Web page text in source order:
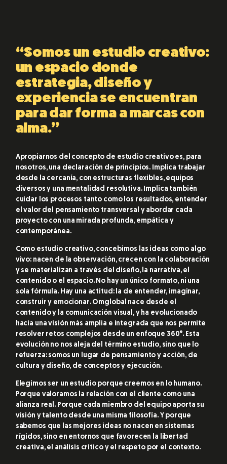
“Somos un estudio creativo:
un espacio donde
estrategia, diseño y
experiencia se encuentran
para dar forma a marcas con
alma.”
Apropiarnos del concepto de estudio creativo es, para
nosotros, una declaración de principios. Implica trabajar
desde la cercanía, con estructuras flexibles, equipos
diversos y una mentalidad resolutiva. Implica también
cuidar los procesos tanto como los resultados, entender
el valor del pensamiento transversal y abordar cada
proyecto con una mirada profunda, empática y
contemporánea.
Como estudio creativo, concebimos las ideas como algo
vivo: nacen de la observación, crecen con la colaboración
y se materializan a través del diseño, la narrativa, el
contenido o el espacio. No hay un único formato, ni una
sola fórmula. Hay una actitud: la de entender, imaginar,
construir y emocionar. Omglobal nace desde el
contenido y la comunicación visual, y ha evolucionado
hacia una visión más amplia e integrada que nos permite
resolver retos complejos desde un enfoque 360°. Esta
evolución no nos aleja del término estudio, sino que lo
refuerza: somos un lugar de pensamiento y acción, de
cultura y diseño, de conceptos y ejecución.
Elegimos ser un estudio porque creemos en lo humano.
Porque valoramos la relación con el cliente como una
alianza real. Porque cada miembro del equipo aporta su
visión y talento desde una misma filosofía. Y porque
sabemos que las mejores ideas no nacen en sistemas
rígidos, sino en entornos que favorecen la libertad
creativa, el análisis crítico y el respeto por el contexto.